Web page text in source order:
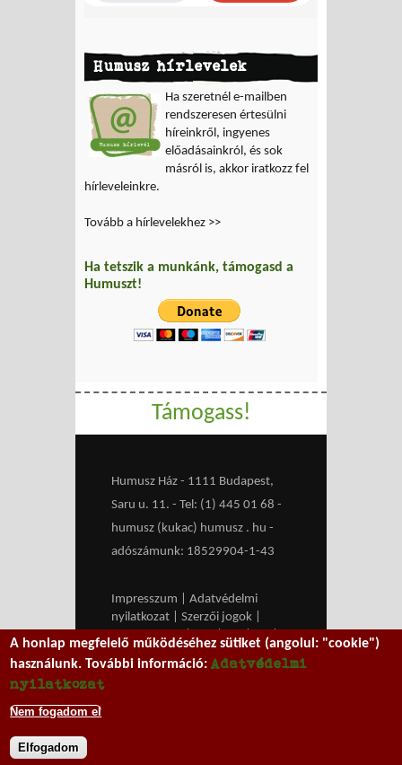
Humusz hírlevelek
Ha szeretnél e-mailben
rendszeresen értesülni
híreinkről, ingyenes
előadásainkról, és sok
másról is, akkor iratkozz fel
hírleveleinkre.
Tovább a hírlevelekhez >>
Ha tetszik a munkánk, támogasd a
Humuszt!
Támogass!
Humusz Ház - 1111 Budapest,
Saru u. 11. - Tel: (1) 445 01 68 -
humusz (kukac) humusz . hu -
adószámunk: 18529904-1-43
Impresszum
Adatvédelmi
nyilatkozat
Szerzői jogok
Médiaajánlat
RSS HU| EN
A honlap megfelelő működéséhez sütiket (angolul: "cookie")
használunk. További információ:Adatvédelmi
nyilatkozat
Nem fogadom el
Elfogadom